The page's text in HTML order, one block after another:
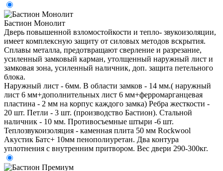
Бастион Монолит
Дверь повышенной взломостойкости и тепло- звукоизоляции,
имеет комплексную защиту от силовых методов вскрытия.
Сплавы металла, предотвращают сверление и разрезание,
усиленный замковый карман, утолщенный наружный лист и
замковая зона, усиленный наличник, доп. защита петельного
блока.
Наружный лист - 6мм. В области замков - 14 мм.( наружный
лист 6 мм+дополнительных лист 6 мм+ферромарганцевая
пластина - 2 мм на корпус каждого замка) Ребра жесткости -
20 шт. Петли - 3 шт. (производство Бастион). Стальной
наличник - 10 мм. Противосъемные штыри -6 шт.
Теплозвукоизоляция - каменная плита 50 мм Rockwool
Акустик Батс+ 10мм пенополиуретан. Два контура
уплотнения с внутренним притвором. Вес двери 290-300кг.